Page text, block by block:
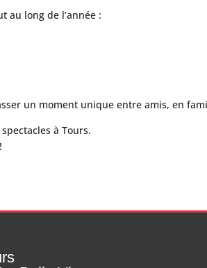
au long de l’année :
un moment unique entre amis, en
à Tours.